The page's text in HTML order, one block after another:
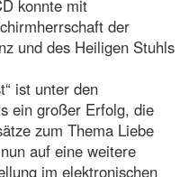
konnte mit
der
und des Heiligen Stuhls
ist unter den
ein großer Erfolg, die
zum Thema Liebe
auf eine weitere
im elektronischen